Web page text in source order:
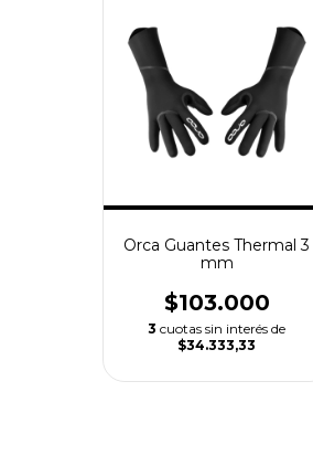
Orca Guantes Thermal 3
mm
$103.000
3 cuotas sin interés de
$34.333,33